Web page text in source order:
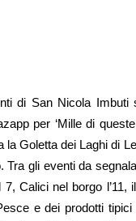
di San Nicola Imbuti
per ‘Mille di
Goletta dei Laghi di
gli eventi da
Calici nel borgo l’11,
e dei prodotti